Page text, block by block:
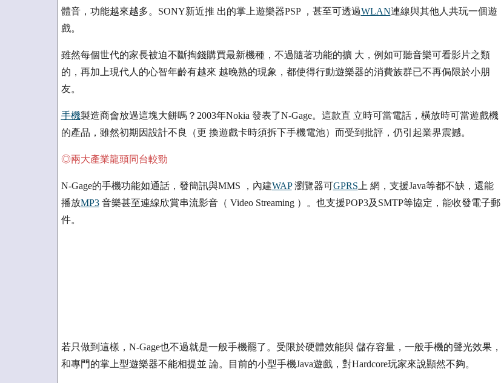
體音，功能越來越多。SONY新近推 出的掌上遊樂器PSP ，甚至可透過WLAN連線與其他人共玩一個遊
戲。
雖然每個世代的家長被迫不斷掏錢購買最新機種，不過隨著功能的擴 大，例如可聽音樂可看影片之類
的，再加上現代人的心智年齡有越來 越晚熟的現象，都使得行動遊樂器的消費族群已不再侷限於小朋
友。
手機製造商會放過這塊大餅嗎？2003年Nokia 發表了N-Gage。這款直 立時可當電話，橫放時可當遊戲機
的產品，雖然初期因設計不良（更 換遊戲卡時須拆下手機電池）而受到批評，仍引起業界震撼。
◎兩大產業龍頭同台較勁
N-Gage的手機功能如通話，發簡訊與MMS ，內建WAP瀏覽器可GPRS 上 網，支援Java等都不缺，還能
播放MP3音樂甚至連線欣賞串流影音（ Video Streaming ）。也支援POP3及SMTP等協定，能收發電子郵
件。
若只做到這樣，N-Gage也不過就是一般手機罷了。受限於硬體效能與 儲存容量，一般手機的聲光效果，
和專門的掌上型遊樂器不能相提並 論。目前的小型手機Java遊戲，對Hardcore玩家來說顯然不夠。